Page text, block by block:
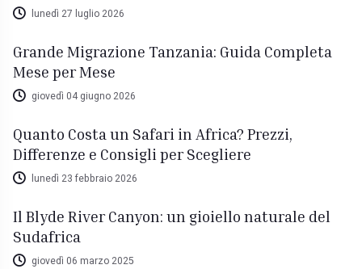
lunedì 27 luglio 2026
Grande Migrazione Tanzania: Guida Completa
Mese per Mese
giovedì 04 giugno 2026
Quanto Costa un Safari in Africa? Prezzi,
Differenze e Consigli per Scegliere
lunedì 23 febbraio 2026
Il Blyde River Canyon: un gioiello naturale del
Sudafrica
giovedì 06 marzo 2025